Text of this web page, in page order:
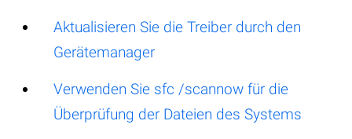
Aktualisieren Sie die Treiber durch den
Gerätemanager
Verwenden Sie sfc /scannow für die
Überprüfung der Dateien des Systems